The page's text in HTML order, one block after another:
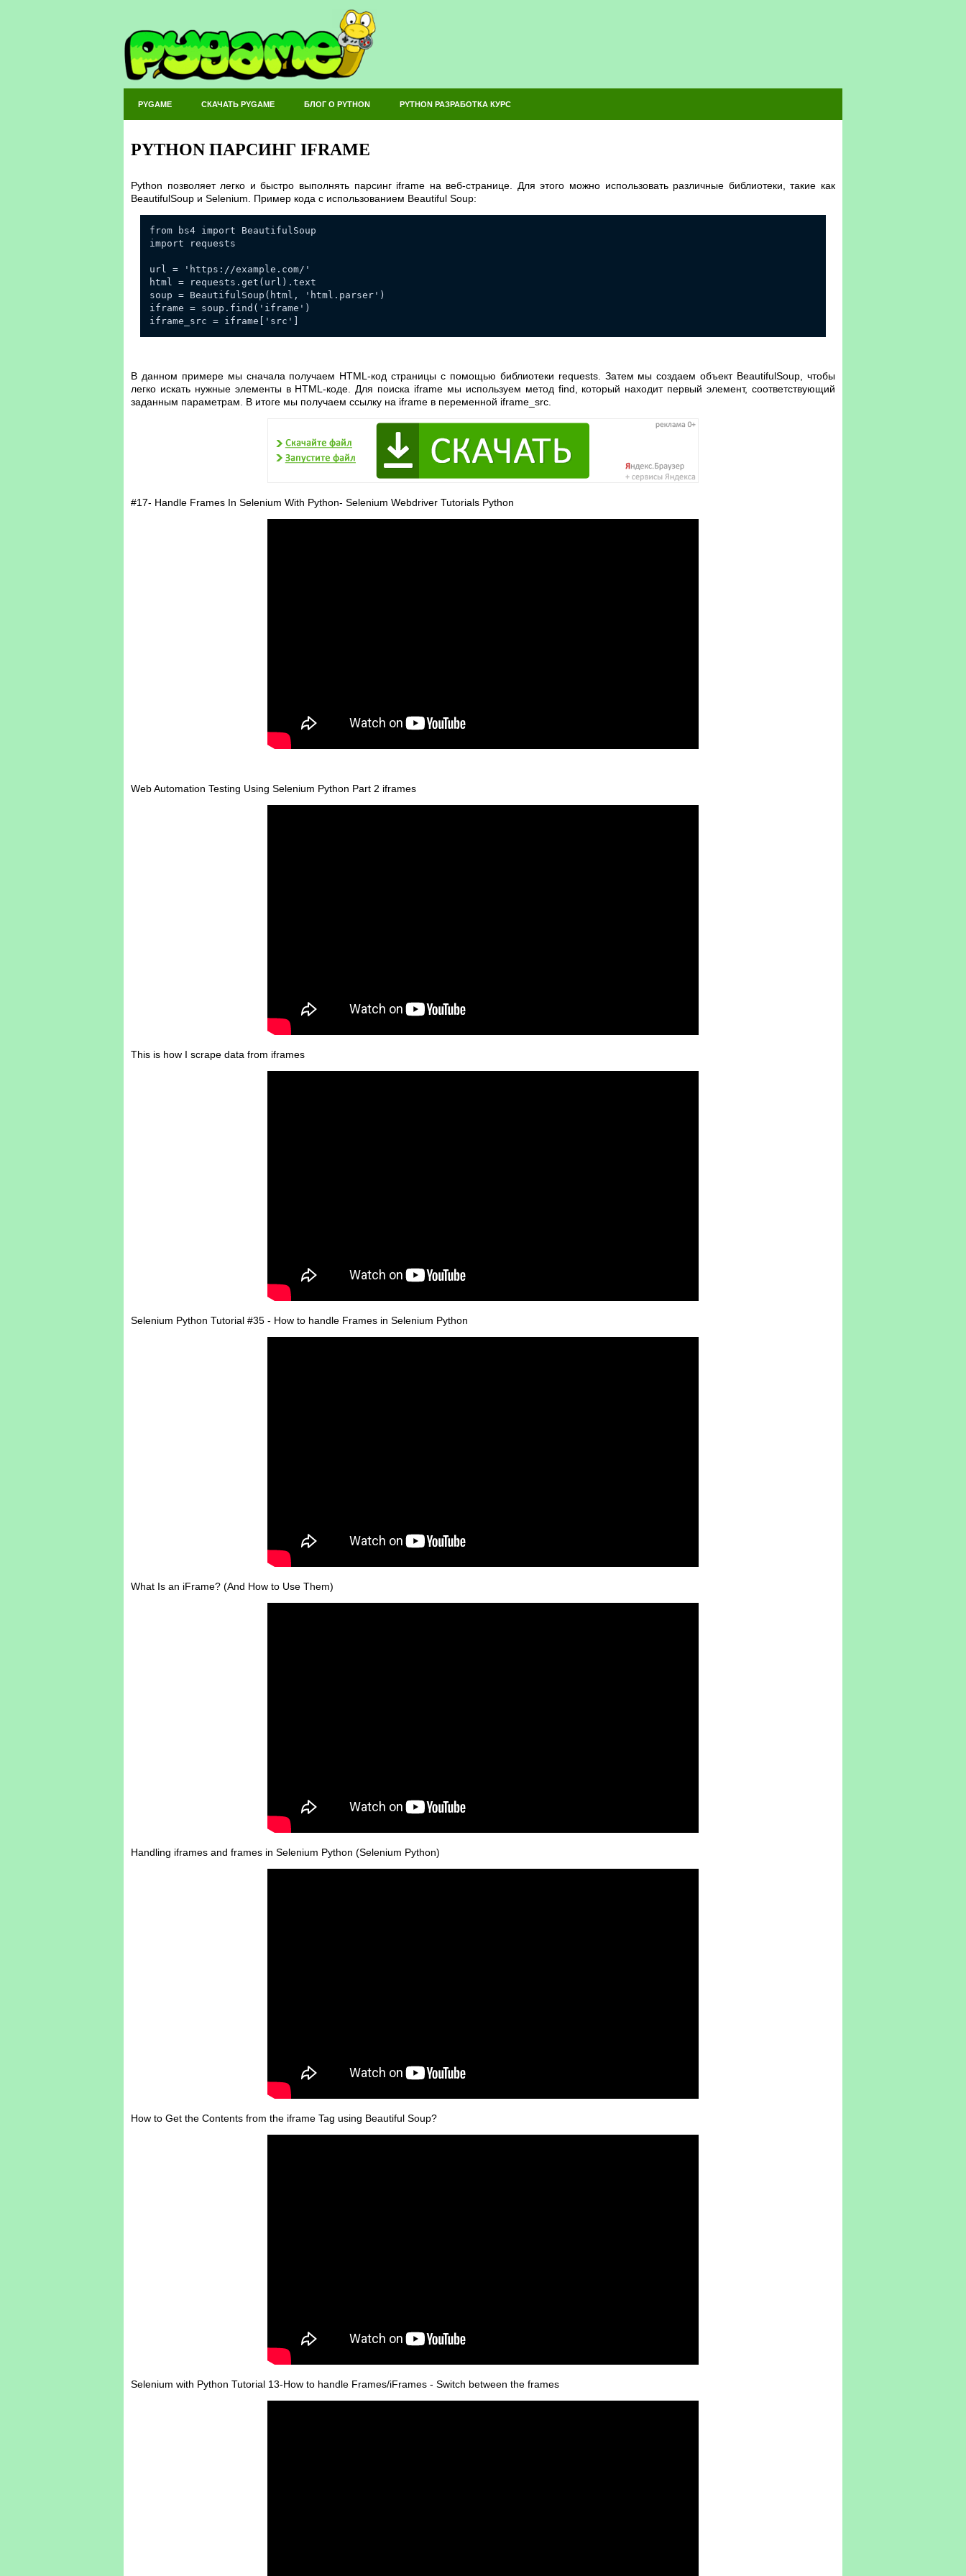
PYGAME СКАЧАТЬ PYGAME БЛОГ О PYTHON PYTHON РАЗРАБОТКА КУРС
PYTHON ПАРСИНГ IFRAME
Python позволяет легко и быстро выполнять парсинг iframe на веб-странице. Для этого можно использовать различные библиотеки, такие как
BeautifulSoup и Selenium. Пример кода с использованием Beautiful Soup:
from bs4 import BeautifulSoup
import requests
url = 'https://example.com/'
html = requests.get(url).text
soup = BeautifulSoup(html, 'html.parser')
iframe = soup.find('iframe')
iframe_src = iframe['src']
В данном примере мы сначала получаем HTML-код страницы с помощью библиотеки requests. Затем мы создаем объект BeautifulSoup, чтобы
легко искать нужные элементы в HTML-коде. Для поиска iframe мы используем метод find, который находит первый элемент, соответствующий
заданным параметрам. В итоге мы получаем ссылку на iframe в переменной iframe_src.
#17- Handle Frames In Selenium With Python- Selenium Webdriver Tutorials Python
Web Automation Testing Using Selenium Python Part 2 iframes
This is how I scrape data from iframes
Selenium Python Tutorial #35 - How to handle Frames in Selenium Python
What Is an iFrame? (And How to Use Them)
Handling iframes and frames in Selenium Python (Selenium Python)
How to Get the Contents from the iframe Tag using Beautiful Soup?
Selenium with Python Tutorial 13-How to handle Frames/iFrames - Switch between the frames